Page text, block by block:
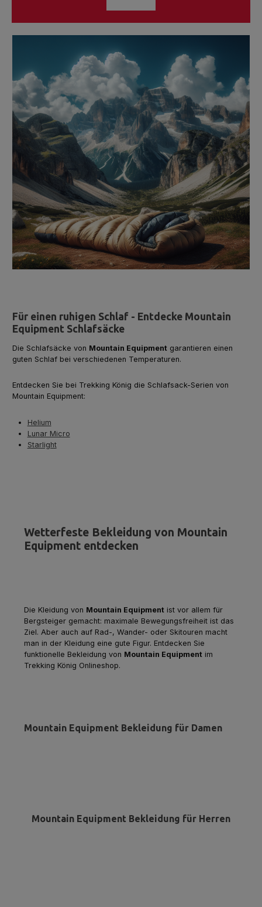
Für einen ruhigen Schlaf - Entdecke Mountain
Equipment Schlafsäcke
Die Schlafsäcke von Mountain Equipment garantieren einen
guten Schlaf bei verschiedenen Temperaturen.
Entdecken Sie bei Trekking König die Schlafsack-Serien von
Mountain Equipment:
Helium
Lunar Micro
Starlight
Wetterfeste Bekleidung von Mountain
Equipment entdecken
Die Kleidung von Mountain Equipment ist vor allem für
Bergsteiger gemacht: maximale Bewegungsfreiheit ist das
Ziel. Aber auch auf Rad-, Wander- oder Skitouren macht
man in der Kleidung eine gute Figur. Entdecken Sie
funktionelle Bekleidung von Mountain Equipment im
Trekking König Onlineshop.
Mountain Equipment Bekleidung für Damen
Mountain Equipment Bekleidung für Herren